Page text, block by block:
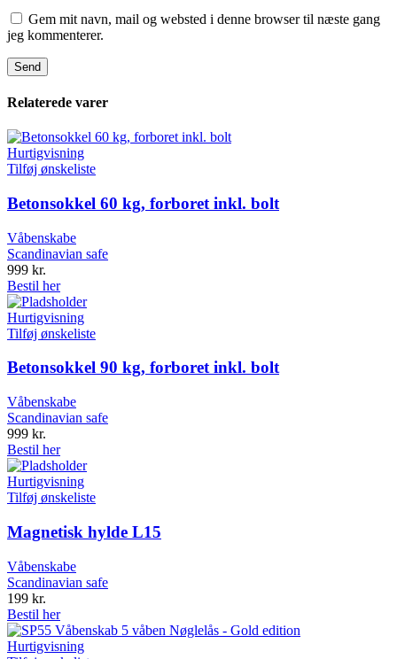
Gem mit navn, mail og websted i denne browser til næste gang
jeg kommenterer.
Relaterede varer
Hurtigvisning
Tilføj ønskeliste
Betonsokkel 60 kg, forboret inkl. bolt
Våbenskabe
Scandinavian safe
999 kr.
Bestil her
Hurtigvisning
Tilføj ønskeliste
Betonsokkel 90 kg, forboret inkl. bolt
Våbenskabe
Scandinavian safe
999 kr.
Bestil her
Hurtigvisning
Tilføj ønskeliste
Magnetisk hylde L15
Våbenskabe
Scandinavian safe
199 kr.
Bestil her
Hurtigvisning